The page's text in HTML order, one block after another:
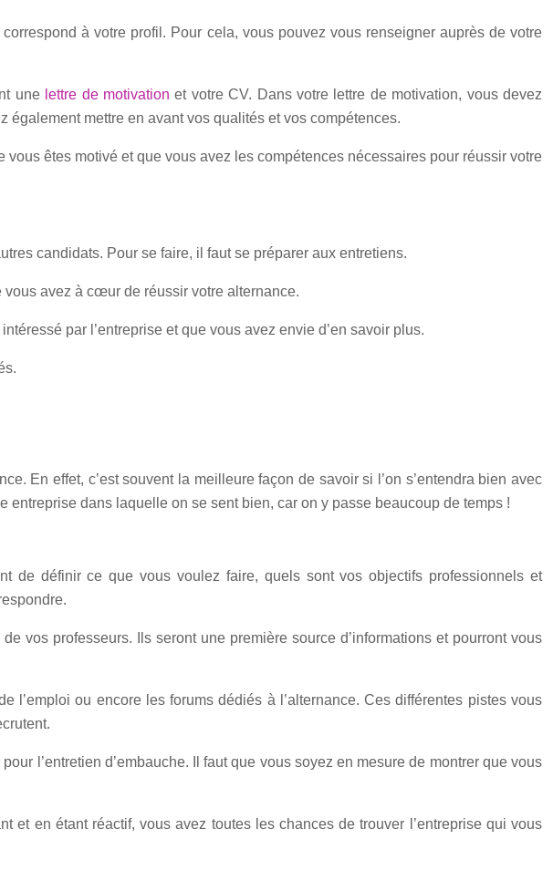
à votre profil. Pour cela, vous pouvez vous renseigner auprès de votre
une lettre de motivation et votre CV. Dans votre lettre de motivation, vous devez
mettre en avant vos qualités et vos compétences.
êtes motivé et que vous avez les compétences nécessaires pour réussir votre
candidats. Pour se faire, il faut se préparer aux entretiens.
vous avez à cœur de réussir votre alternance.
par l’entreprise et que vous avez envie d’en savoir plus.
En effet, c’est souvent la meilleure façon de savoir si l’on s’entendra bien avec
entreprise dans laquelle on se sent bien, car on y passe beaucoup de temps !
de définir ce que vous voulez faire, quels sont vos objectifs professionnels et
vos professeurs. Ils seront une première source d’informations et pourront vous
ou encore les forums dédiés à l’alternance. Ces différentes pistes vous
l’entretien d’embauche. Il faut que vous soyez en mesure de montrer que vous
et en étant réactif, vous avez toutes les chances de trouver l’entreprise qui vous